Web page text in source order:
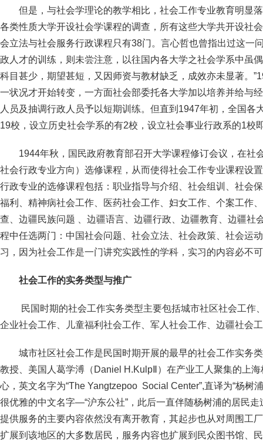
但是，与社会学理论的教学相比，社会工作专业教育明显
各类性质大学开设社会学课程的调查，所有这些大学共开设社
会立法与社会服务行政课程只有38门。言心哲也曾指出过这一
政人才的训练，则未尝注意，以往国内各大学之社会学系中虽
科目甚少，期望甚短，又因师资与教材缺乏，成效亦未显著。
一状况才开始转变，一方面社会部委托各大学加以培养并给与
人员及抽调行政人员予以短期训练。但直到1947年初，全国各
19校，设立历史社会学系的有2校，设立社会事业行政系的1校
1944年秋，国民政府教育部召开大学课程修订会议，在社
社会行政专业方向）选修课程，从而使得社会工作专业课程设
行政专业的选修课程包括：职业指导与介绍、社会组训、社会
福利、精神病社会工作、医药社会工作、妇女工作、个案工作
查、边疆民族问题 、边疆语言、边疆行政、边疆教育、边疆社
程中任选两门：中国社会问题、社会立法、社会政策、社会运
习，因为社会工作是一门讲究实践性的学科，实习的
社会工作的实务类型与推广
民国时期的社会工作实务类型主要包括城市社区社会工作
企业社会工作、儿童福利社会工作、军人社会工作、边疆社会
城市社区社会工作是民国时期开展的最早的社会工作实务
教授、美国人葛学溥（Daniel H.KulpⅡ）在产业工人聚集的上
心，英文名字为“The Yangtzepoo Social Center”,直译为“杨树
很优雅的中文名字—“沪东公社”，此后一直伴随杨树浦的居民
提供服务的主要内容依然没有离开教育，其起步也从对周围工
扩展到该地区的大多数居民，服务内容也扩展到民众图书馆、